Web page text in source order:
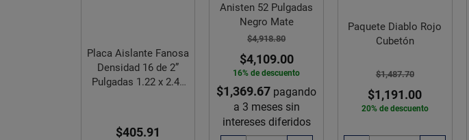
Placa Aislante Fanosa
Densidad 16 de 2”
Pulgadas 1.22 x 2.44
$405.91
Anisten 52 Pulgadas
Negro Mate
$4,918.80
$4,109.00
16% de descuento
$1,369.67 pagando
a 3 meses sin
intereses diferidos
Paquete Diablo Rojo
Cubetón
$1,487.70
$1,191.00
20% de descuento